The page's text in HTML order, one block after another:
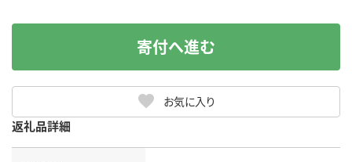
お気に入り
寄付へ進む
返礼品詳細